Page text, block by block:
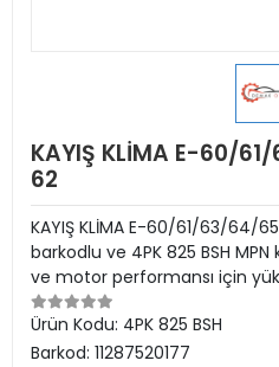
KAYIŞ KLİMA E-60/
62
KAYIŞ KLİMA E-60/61/63/64/
barkodlu ve 4PK 825 BSH
ve motor performansı için
Ürün Kodu: 4PK 825 BSH
Barkod: 11287520177